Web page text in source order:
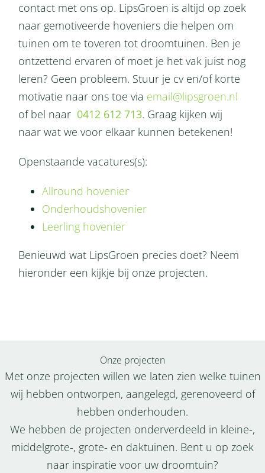
contact met ons op. LipsGroen is altijd op zoek
naar gemotiveerde hoveniers die helpen om
tuinen om te toveren tot droomtuinen. Ben je
ontzettend ervaren of moet je het vak juist nog
leren? Geen probleem. Stuur je cv en/of korte
motivatie naar ons toe via email@lipsgroen.nl
of bel naar 0412 612 713. Graag kijken wij
naar wat we voor elkaar kunnen betekenen!
Openstaande vacatures(s):
Allround hovenier
Onderhoudshovenier
Leerling hovenier
Benieuwd wat LipsGroen precies doet? Neem
hieronder een kijkje bij onze projecten.
Onze projecten
Met onze projecten willen we laten zien welke tuinen
wij hebben ontworpen, aangelegd, gerenoveerd of
hebben onderhouden.
We hebben de projecten onderverdeeld in kleine-,
middelgrote-, grote- en daktuinen. Bent u op zoek
naar inspiratie voor uw droomtuin?